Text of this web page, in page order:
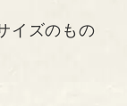
イズのもの